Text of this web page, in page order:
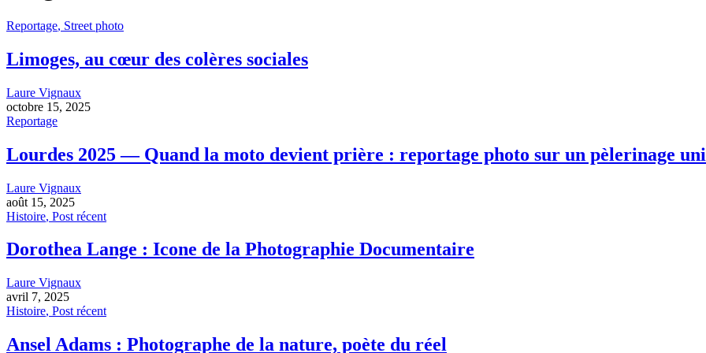
Reportage, Street photo
Limoges, au cœur des colères sociales
Laure Vignaux
octobre 15, 2025
Reportage
Lourdes 2025 — Quand la moto devient prière : reportage photo sur un pèlerinage
Laure Vignaux
août 15, 2025
Histoire, Post récent
Dorothea Lange : Icone de la Photographie Documentaire
Laure Vignaux
avril 7, 2025
Histoire, Post récent
Ansel Adams : Photographe de la nature, poète du réel